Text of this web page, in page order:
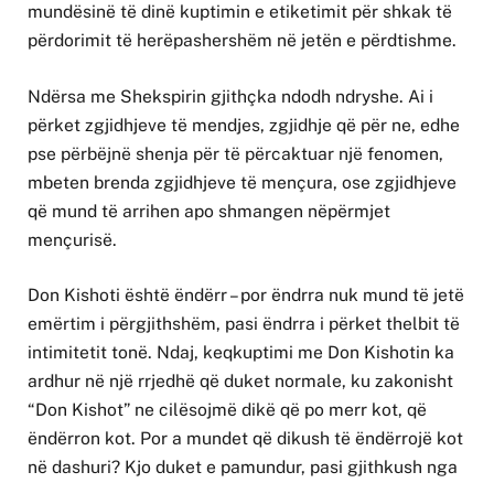
mundësinë të dinë kuptimin e etiketimit për shkak të
përdorimit të herëpashershëm në jetën e përdtishme.
Ndërsa me Shekspirin gjithçka ndodh ndryshe. Ai i
përket zgjidhjeve të mendjes, zgjidhje që për ne, edhe
pse përbëjnë shenja për të përcaktuar një fenomen,
mbeten brenda zgjidhjeve të mençura, ose zgjidhjeve
që mund të arrihen apo shmangen nëpërmjet
mençurisë.
Don Kishoti është ëndërr – por ëndrra nuk mund të jetë
emërtim i përgjithshëm, pasi ëndrra i përket thelbit të
intimitetit tonë. Ndaj, keqkuptimi me Don Kishotin ka
ardhur në një rrjedhë që duket normale, ku zakonisht
“Don Kishot” ne cilësojmë dikë që po merr kot, që
ëndërron kot. Por a mundet që dikush të ëndërrojë kot
në dashuri? Kjo duket e pamundur, pasi gjithkush nga